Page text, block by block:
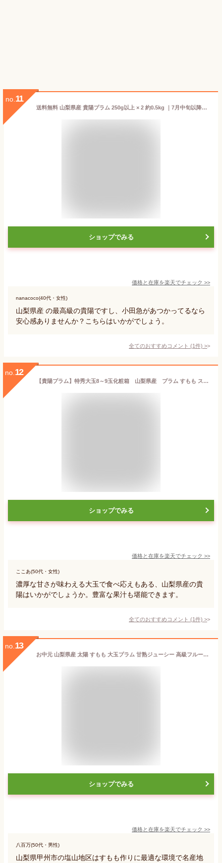
no. 11
送料無料 山梨県産 貴陽プラム 250g以上 × 2 約0.5kg ｜7月中旬以降のお届け※沖縄・離島へは届不可(直)
ショップでみる
価格と在庫を楽天でチェック >>
nanacoco(40代・女性)
山梨県産 の最高級の貴陽ですし、小田急があつかってるなら
安心感ありませんか？こちらはいかがでしょう。
全てのおすすめコメント (1件) >
no. 12
【貴陽プラム】特秀大玉8～9玉化粧箱 山梨県産 プラム すもも スモモ 貴陽
ショップでみる
価格と在庫を楽天でチェック >>
ここあ(50代・女性)
濃厚な甘さが味わえる大玉で食べ応えもある、山梨県産の貴
陽はいかがでしょうか。豊富な果汁も堪能できます。
全てのおすすめコメント (1件) >
no. 13
お中元 山梨県産 太陽 すもも 大玉プラム 甘熟ジューシー 高級フルーツ 贈答用 1箱 7-9玉入 ギフト プレゼント 大玉すもも 高級プラム 希少品種 化粧箱入り
ショップでみる
価格と在庫を楽天でチェック >>
八百万(50代・男性)
山梨県甲州市の塩山地区はすもも作りに最適な環境で名産地